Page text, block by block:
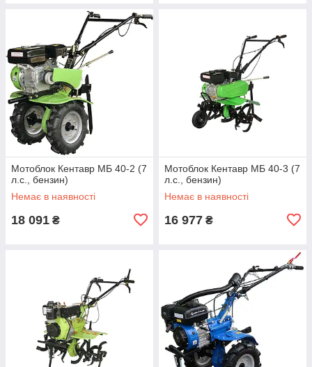
Мотоблок Кентавр МБ 40-2 (7
л.с., бензин)
Немає в наявності
18 091 ₴
Мотоблок Кентавр МБ 40-3 (7
л.с., бензин)
Немає в наявності
16 977 ₴